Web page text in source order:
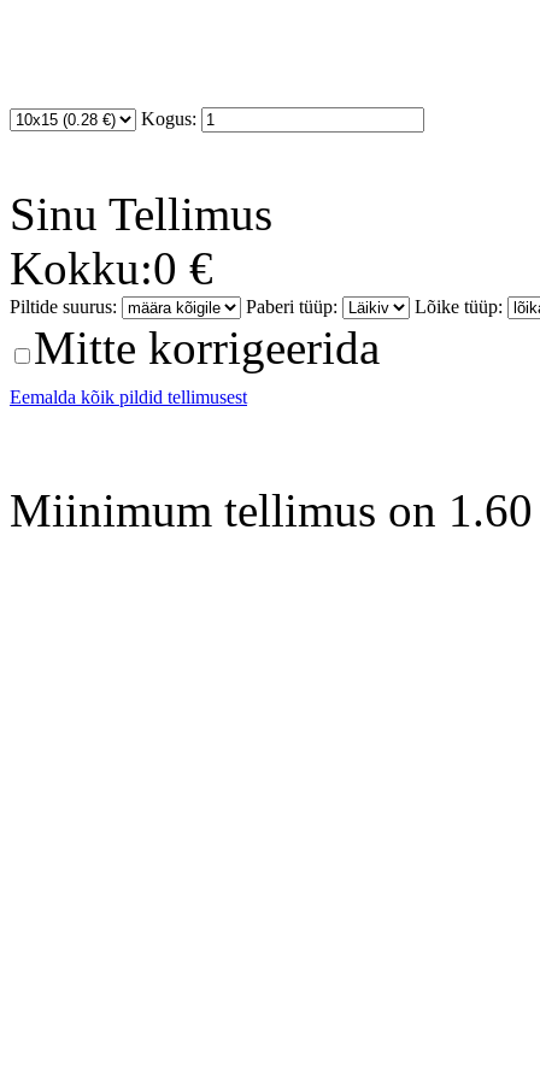
Kogus:
Sinu Tellimus
Kokku:0 €
Piltide suurus: Paberi tüüp: Lõike tüüp:
Mitte korrigeerida
Eemalda kõik pildid tellimusest
Miinimum tellimus on